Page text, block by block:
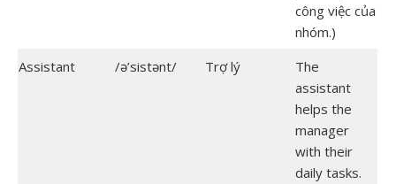
công việc của
nhóm.)
Assistant
/ə’sistənt/ Trợ lý
The
assistant
helps the
manager
with their
daily tasks.